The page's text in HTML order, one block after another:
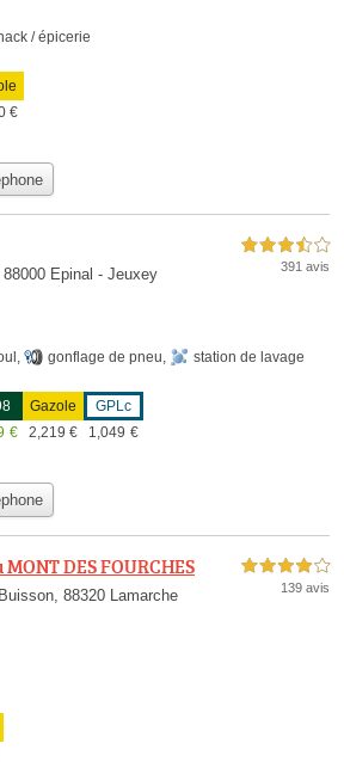
/ épicerie
€
Epinal - Jeuxey
3,5 étoiles sur 5
391 avis
, gonflage de pneu, station de lavage
€
Gazole
2,219 €
GPLc
1,049 €
DES FOURCHES
88320 Lamarche
4,0 étoiles sur 5
139 avis